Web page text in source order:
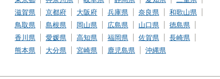
滋賀県
京都府 大阪府 兵庫県 奈良県
和歌山県
鳥取県
島根県 岡山県 広島県 山口県
徳島県
香川県
愛媛県 高知県 福岡県 佐賀県
長崎県
熊本県
大分県 宮崎県 鹿児島県 沖縄県